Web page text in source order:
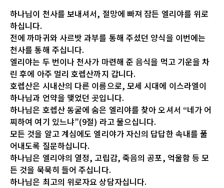
하나님이 천사를 보내셔서, 절망에 빠져 잠든 엘리야를 위로
하십니다.
전에 까마귀와 사르밧 과부를 통해 주셨던 양식을 이번에는
천사를 통해 주십니다.
엘리야는 두 번이나 천사가 마련해 준 음식을 먹고 기운을 차
린 후에 아주 멀리 호렙산까지 갑니다.
호렙산은 시내산의 다른 이름으로, 모세 시대에 이스라엘이
하나님과 언약을 맺었던 곳입니다.
하나님은 호렙산 동굴에 숨은 엘리야를 찾아 오셔서 “네가 어
찌하여 여기 있느냐”(9절) 라고 물으십니다.
모든 것을 알고 계심에도 엘리야가 자신의 답답한 속내를 풀
어내도록 질문하십니다.
하나님은 엘리야의 열정, 고립감, 죽음의 공포, 억울함 등 모
든 것을 묵묵히 들어 주십니다.
하나님은 최고의 위로자요 상담자십니다.